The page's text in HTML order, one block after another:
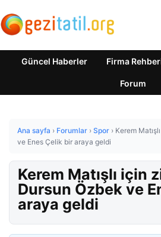
Güncel Haberler Firma
Forum
Ana sayfa › Forumlar › Spor › Kerem
ve Enes Çelik bir araya geldi
Kerem Matışlı için
Dursun Özbek ve
araya geldi